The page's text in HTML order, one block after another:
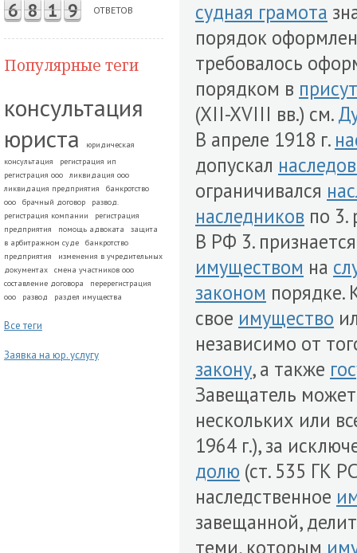
6 8 1 9 ОТВЕТОВ
Популярные теги
консультация
юриста
юридическая
консультация
регистрация ип
регистрация ооо
ликвидация ооо
ликвидация предприятия
банкротство
ооо
брачный договор
развод.
регистрация компании
регистрация
предприятия
помощь адвоката
защита
в арбитражном суде
банкротство
предприятия
изменения в учредительных
документах
смена участников ооо
составление договора
перерегистрация
ооо
развод раздел имущества
Все теги
Заявка на юр. услугу
судная грамота
порядок
требовалось
порядком в
(XII-XVIII вв.) см.
В апреле 1918 г.
допускал
ограничивался
наследников по 3.
В РФ 3.
имуществом на
законом
свое имущество
независимо от
закону, а также
Завещатель
нескольких или
1964 г.), за
долю (ст. 535 ГК
наследственное
завещанной,
теми, которым